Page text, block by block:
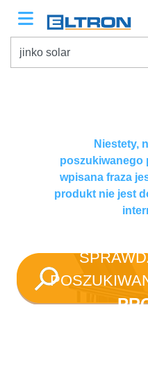
Niestety,
poszukiwanego
wpisana fraza
produkt nie jest